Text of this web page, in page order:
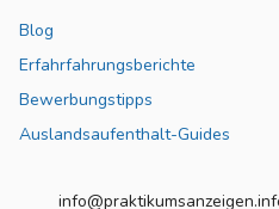
Blog
Erfahrfahrungsberichte
Bewerbungstipps
Auslandsaufenthalt-Guides